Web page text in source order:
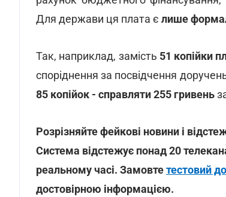
Для держави ця плата є лише
Так, наприклад, замість 51 копійки
споріднення за посвідчення
85 копійок - справляти 255 гривень
Розрізняйте фейкові новини і
Система відстежує понад 20
реальному часі. Замовтетестовий
достовірною інформацією.